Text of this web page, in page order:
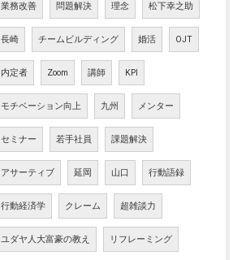
業務改善 問題解決 理念 松下幸之助
長崎 チームビルディング 婚活 OJT
内定者 Zoom 講師 KPI
モチベーション向上 九州 メンター
セミナー 若手社員 課題解決
アサーティブ 延岡 山口 行動語録
行動経済学 クレーム 超雑談力
ユダヤ人大富豪の教え リフレーミング